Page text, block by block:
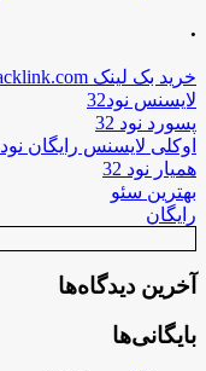
.
خرید بک لینک behtarinbacklink.com
لایسنس نود32
پسورد نود 32
اوکلی لایسنس رایگان نود 32
همیار نود 32
بهترین سئو
رایگان
آخرین دیدگاه‌ها
بایگانی‌ها